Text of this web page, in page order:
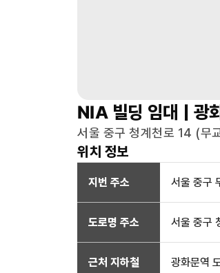
NIA 빌딩 임대 | 광
서울 중구 청계천로 14 (무
위치 정보
지번 주소 서울 중구
도로명 주소 서울 중구
근처 지하철 광화문역